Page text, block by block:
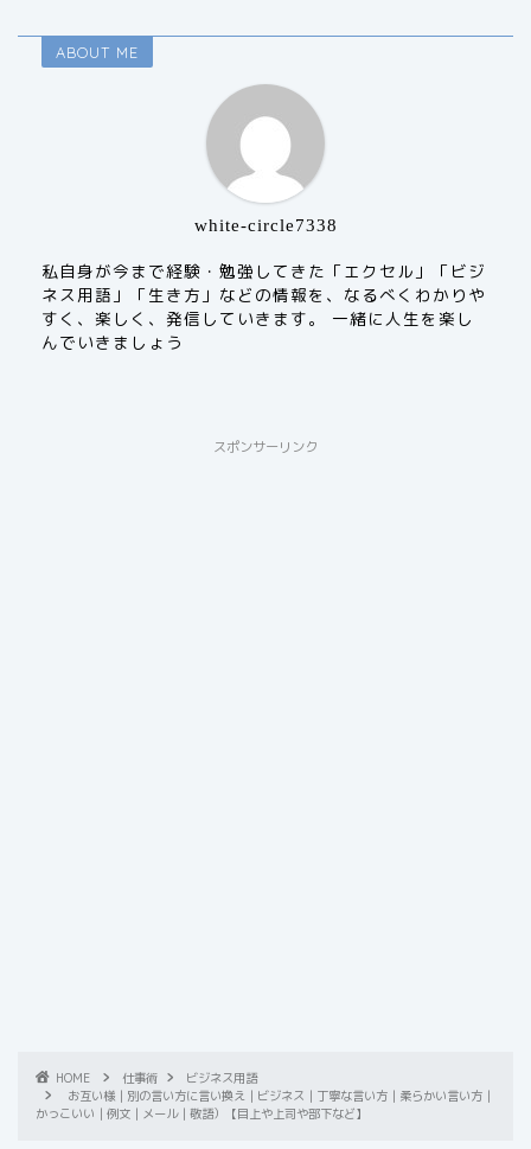
ABOUT ME
white-circle7338
私自身が今まで経験・勉強してきた「エクセル」「ビジ
ネス用語」「生き方」などの情報を、なるべくわかりや
すく、楽しく、発信していきます。 一緒に人生を楽し
んでいきましょう
スポンサーリンク
HOME 仕事術
ビジネス用語
お互い様｜別の言い方に言い換え｜ビジネス｜丁寧な言い方｜柔らかい言い方｜
かっこいい｜例文｜メール｜敬語）【目上や上司や部下など】